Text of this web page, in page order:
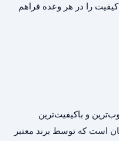
را در هر وعده فراهم
و باکیفیت‌ترین
است که توسط برند معتبر